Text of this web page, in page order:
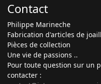
Contact
Philippe Marineche
Fabrication d'articles de
Pièces de collection
Une vie de passions ..
Pour toute question sur un
contacter :